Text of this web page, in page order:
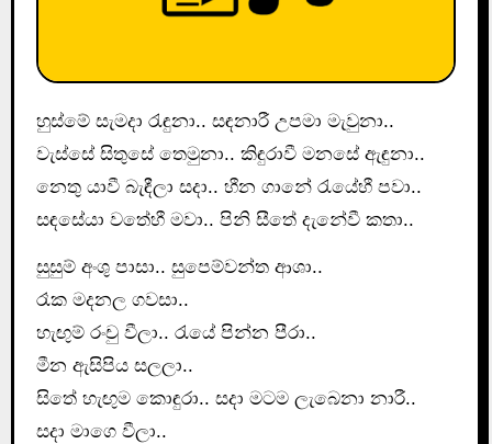
හුස්මේ සැමදා රැඳුනා.. සඳනාරී උපමා මැවුනා..
වැස්සේ සිතුසේ තෙමුනා.. කිඳුරාවී මනසේ ඇඳුනා..
නෙතු යාවී බැඳීලා සදා.. හීන ගානේ රැයේහී පවා..
සඳසේයා වතේහී මවා.. පිනි සීතේ දැනේවී කතා..
සුසුම් අංශු පාසා.. සුපෙම්වන්ත ආශා..
රෑක මදනල ගවසා..
හැඟුම් රංචු වීලා.. රැයේ පින්න පීරා..
මීන ඇසිපිය සලලා..
සිතේ හැඟුම කොඳුරා.. සදා මටම ලැබෙනා නාරී..
සදා මාගෙ වීලා..